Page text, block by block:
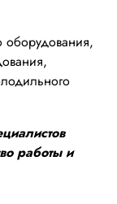
оборудования,
работы и